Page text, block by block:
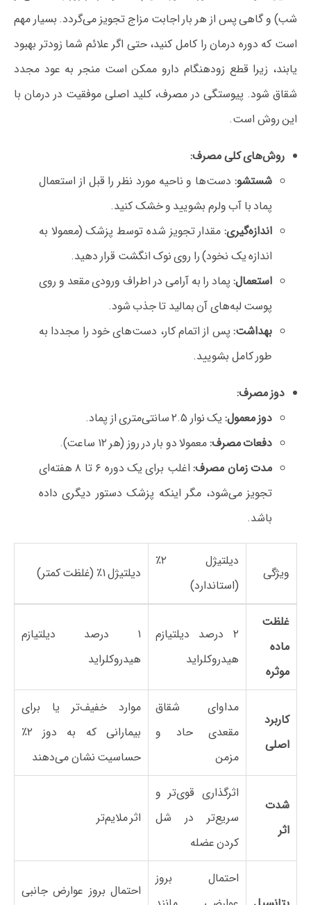
شب) و گاهی پس از هر بار اجابت مزاج تجویز می‌گردد. بسیار مهم
است که دوره درمان را کامل کنید، حتی اگر علائم شما زودتر بهبود
یابند، زیرا قطع زودهنگام دارو ممکن است منجر به عود مجدد
شقاق شود. پیوستگی در مصرف، کلید اصلی موفقیت در درمان با
این روش است.
روش‌های کلی مصرف:
شستشو: دست‌ها و ناحیه مورد نظر را قبل از استعمال
پماد با آب ولرم بشویید و خشک کنید.
اندازه‌گیری: مقدار تجویز شده توسط پزشک (معمولا به
اندازه یک نخود) را روی نوک انگشت قرار دهید.
استعمال: پماد را به آرامی در اطراف ورودی مقعد و روی
پوست لبه‌های آن بمالید تا جذب شود.
بهداشت: پس از اتمام کار، دست‌های خود را مجددا به
طور کامل بشویید.
دوز مصرف:
دوز معمول: یک نوار ۲.۵ سانتی‌متری از پماد.
دفعات مصرف:معمولا دو بار در روز (هر ۱۲ ساعت).
مدت زمان مصرف:
اغلب برای یک دوره ۶ تا ۸ هفته‌ای
تجویز می‌شود، مگر اینکه پزشک دستور دیگری داده
باشد.
ویژگی
دیلتیژل ۲٪
(استاندارد)
دیلتیژل ۱٪ (غلظت کمتر)
غلظت
ماده
موثره
۲ درصد دیلتیازم
هیدروکلراید
۱ درصد دیلتیازم
هیدروکلراید
کاربرد
اصلی
مداوای شقاق
مقعدی حاد و
مزمن
موارد خفیف‌تر یا برای
بیمارانی که به دوز ۲٪
حساسیت نشان می‌دهند
شدت
اثر
اثرگذاری قوی‌تر و
سریع‌تر در شل
کردن عضله
اثر ملایم‌تر
احتمال بروز
احتمال بروز عوارض جانبی